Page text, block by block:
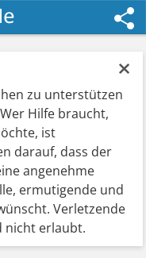
×
zu unterstützen
Hilfe braucht,
ist
darauf, dass der
angenehme
ermutigende und
Verletzende
nicht erlaubt.